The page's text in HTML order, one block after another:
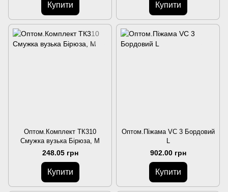
Купити Купити
Оптом.Комплект ТК310
Смужка вузька Бірюза, M
248.05 грн
Купити
Оптом.Піжама VC 3 Бордовий
L
902.00 грн
Купити